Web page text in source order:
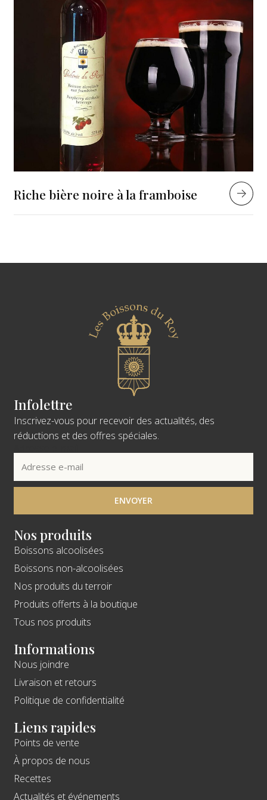
Riche bière noire à la framboise
Infolettre
Inscrivez-vous pour recevoir des actualités, des
réductions et des offres spéciales.
ENVOYER
Nos produits
Boissons alcoolisées
Boissons non-alcoolisées
Nos produits du terroir
Produits offerts à la boutique
Tous nos produits
Informations
Nous joindre
Livraison et retours
Politique de confidentialité
Liens rapides
Points de vente
À propos de nous
Recettes
Actualités et événements